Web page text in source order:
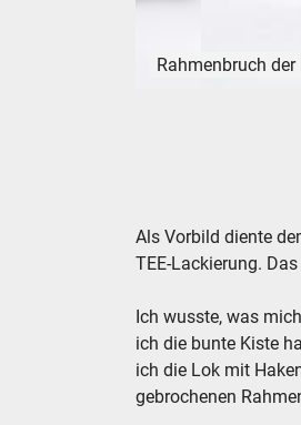
Rahmenbruch der
Rahmenbruch
Als Vorbild diente
TEE-Lackierung.
Ich wusste, was
ich die bunte Kiste
ich die Lok mit
gebrochenen